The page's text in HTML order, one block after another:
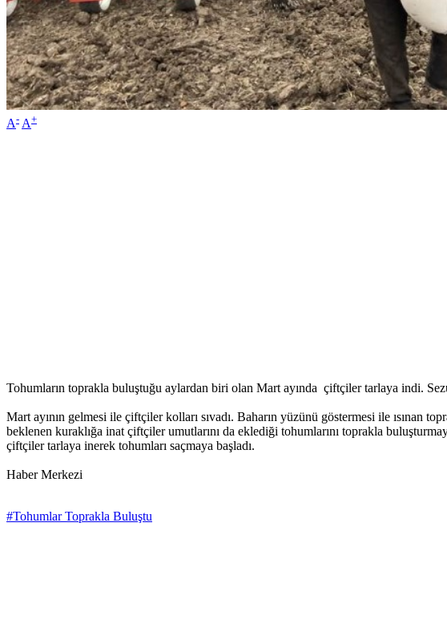
A- A+
Tohumların toprakla buluştuğu aylardan biri olan Mart ayında çiftçiler tarlaya indi.
Mart ayının gelmesi ile çiftçiler kolları sıvadı. Baharın yüzünü göstermesi ile ısınan
beklenen kuraklığa inat çiftçiler umutlarını da eklediği tohumlarını toprakla
çiftçiler tarlaya inerek tohumları saçmaya başladı.
Haber Merkezi
#Tohumlar Toprakla Buluştu